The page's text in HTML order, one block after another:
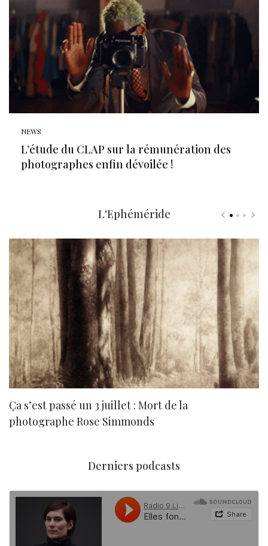
NEWS
L’étude du CLAP sur la rémunération des
photographes enfin dévoilée !
L'Ephéméride
Ça s’est passé un 3 juillet : Mort de la
photographe Rose Simmonds
Derniers podcasts